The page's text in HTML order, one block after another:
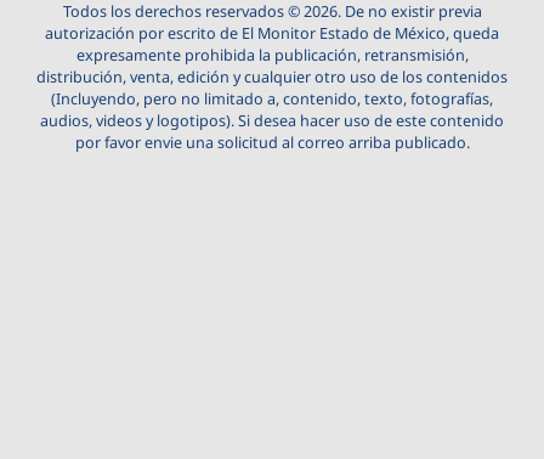
Todos los derechos reservados © 2026. De no existir previa
autorización por escrito de El Monitor Estado de México, queda
expresamente prohibida la publicación, retransmisión,
distribución, venta, edición y cualquier otro uso de los contenidos
(Incluyendo, pero no limitado a, contenido, texto, fotografías,
audios, videos y logotipos). Si desea hacer uso de este contenido
por favor envie una solicitud al correo arriba publicado.